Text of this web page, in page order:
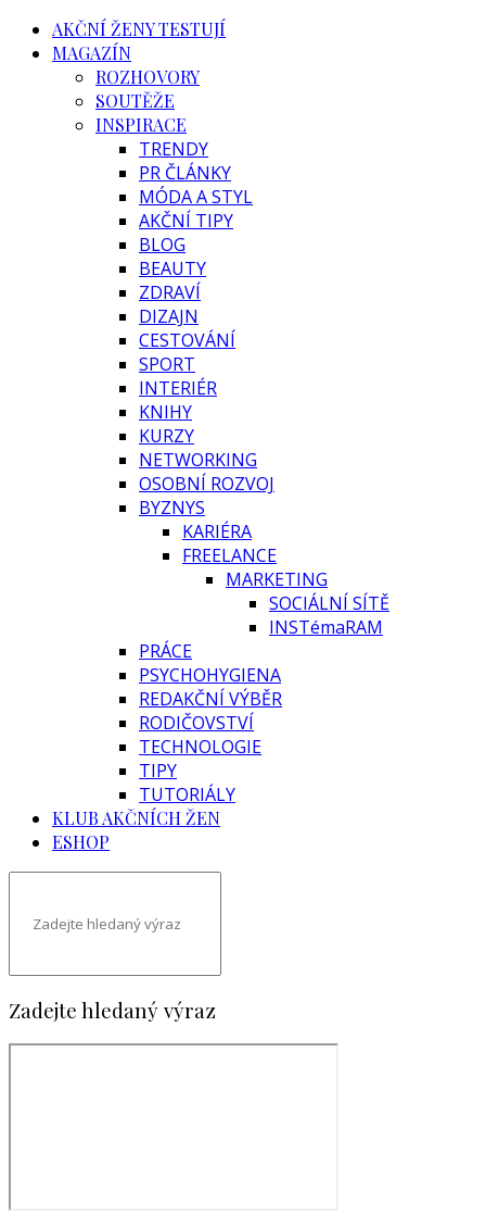
AKČNÍ ŽENY TESTUJÍ
MAGAZÍN
ROZHOVORY
SOUTĚŽE
INSPIRACE
TRENDY
PR ČLÁNKY
MÓDA A STYL
AKČNÍ TIPY
BLOG
BEAUTY
ZDRAVÍ
DIZAJN
CESTOVÁNÍ
SPORT
INTERIÉR
KNIHY
KURZY
NETWORKING
OSOBNÍ ROZVOJ
BYZNYS
KARIÉRA
FREELANCE
MARKETING
SOCIÁLNÍ SÍTĚ
INSTémaRAM
PRÁCE
PSYCHOHYGIENA
REDAKČNÍ VÝBĚR
RODIČOVSTVÍ
TECHNOLOGIE
TIPY
TUTORIÁLY
KLUB AKČNÍCH ŽEN
ESHOP
Zadejte hledaný výraz